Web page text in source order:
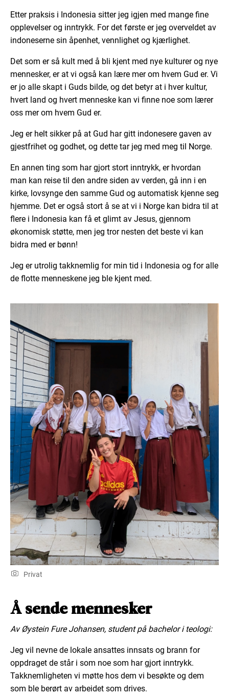
Etter praksis i Indonesia sitter jeg igjen med mange fine
opplevelser og inntrykk. For det første er jeg overveldet av
indoneserne sin åpenhet, vennlighet og kjærlighet.
Det som er så kult med å bli kjent med nye kulturer og nye
mennesker, er at vi også kan lære mer om hvem Gud er. Vi
er jo alle skapt i Guds bilde, og det betyr at i hver kultur,
hvert land og hvert menneske kan vi finne noe som lærer
oss mer om hvem Gud er.
Jeg er helt sikker på at Gud har gitt indonesere gaven av
gjestfrihet og godhet, og dette tar jeg med meg til Norge.
En annen ting som har gjort stort inntrykk, er hvordan
man kan reise til den andre siden av verden, gå inn i en
kirke, lovsynge den samme Gud og automatisk kjenne seg
hjemme. Det er også stort å se at vi i Norge kan bidra til at
flere i Indonesia kan få et glimt av Jesus, gjennom
økonomisk støtte, men jeg tror nesten det beste vi kan
bidra med er bønn!
Jeg er utrolig takknemlig for min tid i Indonesia og for alle
de flotte menneskene jeg ble kjent med.
Privat
Å sende mennesker
Av Øystein Fure Johansen, student på bachelor i teologi:
Jeg vil nevne de lokale ansattes innsats og brann for
oppdraget de står i som noe som har gjort inntrykk.
Takknemligheten vi møtte hos dem vi besøkte og dem
som ble berørt av arbeidet som drives.